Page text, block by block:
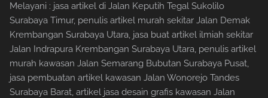
Melayani : jasa artikel di Jalan Keputih Tegal Sukolilo
Surabaya Timur, penulis artikel murah sekitar Jalan Demak
Krembangan Surabaya Utara, jasa buat artikel ilmiah sekitar
Jalan Indrapura Krembangan Surabaya Utara, penulis artikel
murah kawasan Jalan Semarang Bubutan Surabaya Pusat,
jasa pembuatan artikel kawasan Jalan Wonorejo Tandes
Surabaya Barat, artikel jasa desain grafis kawasan Jalan